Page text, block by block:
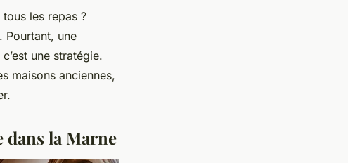
les repas ?
Pourtant, une
une stratégie.
maisons anciennes,
la Marne